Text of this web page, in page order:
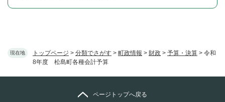
現在地 トップページ > 分類でさがす > 町政情報 > 財政 > 予算・決算 > 令和
8年度 松島町各種会計予算
ページトップへ戻る